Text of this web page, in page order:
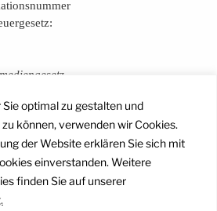
optimal zu gestalten und
können, verwenden wir Cookies.
der Website erklären Sie sich mit
einverstanden. Weitere
finden Sie auf unserer
Mail